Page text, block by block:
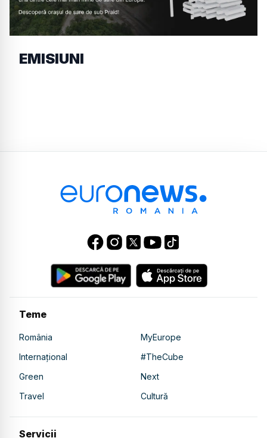
EMISIUNI
Teme
România
MyEurope
Internațional
#TheCube
Green
Next
Travel
Cultură
Servicii